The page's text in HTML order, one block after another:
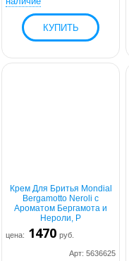
Крем Для Бритья Mondial
Bergamotto Neroli с
Ароматом Бергамота и
Нероли, Р
цена: 1470 руб.
Арт: 5636625